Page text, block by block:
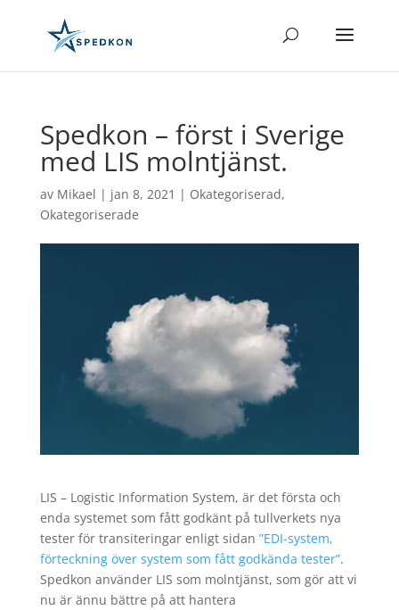
Spedkon – först i Sverige
med LIS molntjänst.
av Mikael | jan 8, 2021 | Okategoriserad,
Okategoriserade
LIS – Logistic Information System, är det första och
enda systemet som fått godkänt på tullverkets nya
tester för transiteringar enligt sidan ”EDI-system,
förteckning över system som fått godkända tester”.
Spedkon använder LIS som molntjänst, som gör att vi
nu är ännu bättre på att hantera